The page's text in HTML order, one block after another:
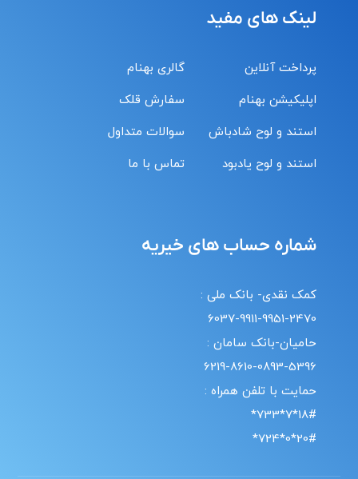
لینک های مفید
پرداخت آنلاین
اپلیکیشن بهنام
استند و لوح شادباش
استند و لوح یادبود
گالری بهنام
سفارش قلک
سوالات متداول
تماس با ما
شماره حساب های خیریه
کمک نقدی- بانک ملی :
6037-9911-9951-2470
حامیان-بانک سامان :
6219-8610-0893-5396
حمایت با تلفن همراه :
18#*7*733*
20#*0*724*